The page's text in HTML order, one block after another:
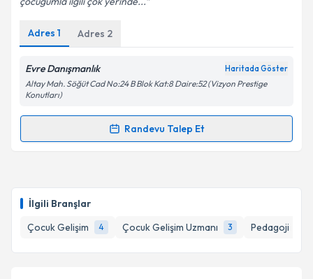
İlgili Branşlar
Çocuk Gelişim
4 Çocuk Gelişim Uzmanı 3 Pedagoji
Kişisel verilerimin işlenmesine ilişkinAydınlatma
Metni'ni okudum ve kişisel verilerimin belirtilen
kapsamda işlenmesini kabul ediyorum.
Takvim Talebini Gönder
Adres 1 Adres 2
Evre Danışmanlık Haritada Göster
Altay Mah. Söğüt Cad No:24 B Blok Kat:8 Daire:52 (Vizyon Prestige
Konutları)
Randevu Talep Et
Randevu Takvimi Talebi
almanız için bir takvim hazırlandığında e-posta ile
bilgilendireceğiz.
E-posta Adresiniz